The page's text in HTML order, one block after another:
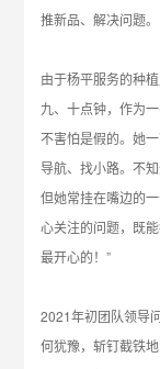
推新品、解决问题。
由于杨平服务的种
九、十点钟，作为
不害怕是假的。她
导航、找小路。不
但她常挂在嘴边的
心关注的问题，既
最开心的！”
2021年初团队领导
何犹豫，斩钉截铁